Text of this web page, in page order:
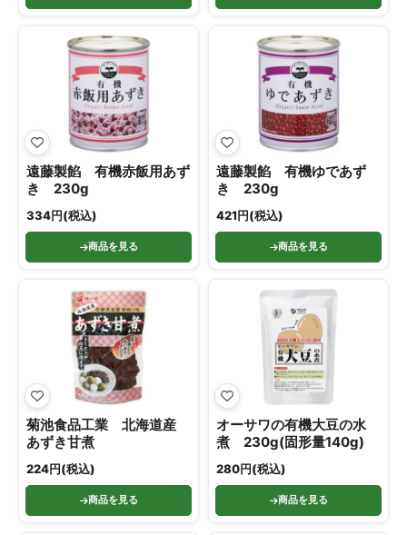
遠藤製餡 有機赤飯用あず
き 230g
334円(税込)
商品を見る
遠藤製餡 有機ゆであず
き 230g
421円(税込)
商品を見る
菊池食品工業 北海道産
あずき甘煮
224円(税込)
商品を見る
オーサワの有機大豆の水
煮 230g(固形量140g)
280円(税込)
商品を見る